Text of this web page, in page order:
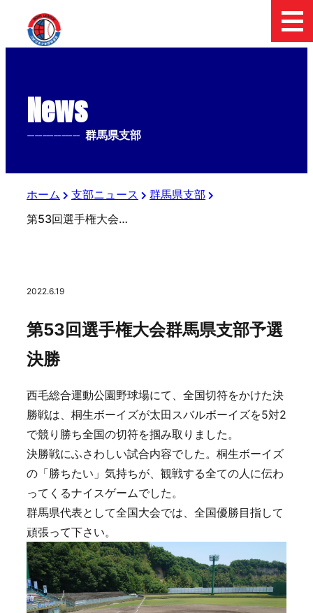
News
-------------- 群馬県支部
ホーム 支部ニュース
群馬県支部
第53回選手権大会群馬県支部予選決勝
2022.6.19
第53回選手権大会群馬県支部予選
決勝
西毛総合運動公園野球場にて、全国切符をかけた決
勝戦は、桐生ボーイズが太田スバルボーイズを5対2
で競り勝ち全国の切符を掴み取りました。
決勝戦にふさわしい試合内容でした。桐生ボーイズ
の「勝ちたい」気持ちが、観戦する全ての人に伝わ
ってくるナイスゲームでした。
群馬県代表として全国大会では、全国優勝目指して
頑張って下さい。